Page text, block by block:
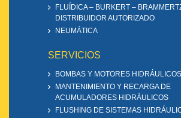
FLUÍDICA – BURKERT –
DISTRIBUIDOR AUTORIZADO
NEUMÁTICA
SERVICIOS
BOMBAS Y MOTORES HIDRÁULICOS
MANTENIMIENTO Y RECARGA DE
ACUMULADORES HIDRÁULICOS
FLUSHING DE SISTEMAS